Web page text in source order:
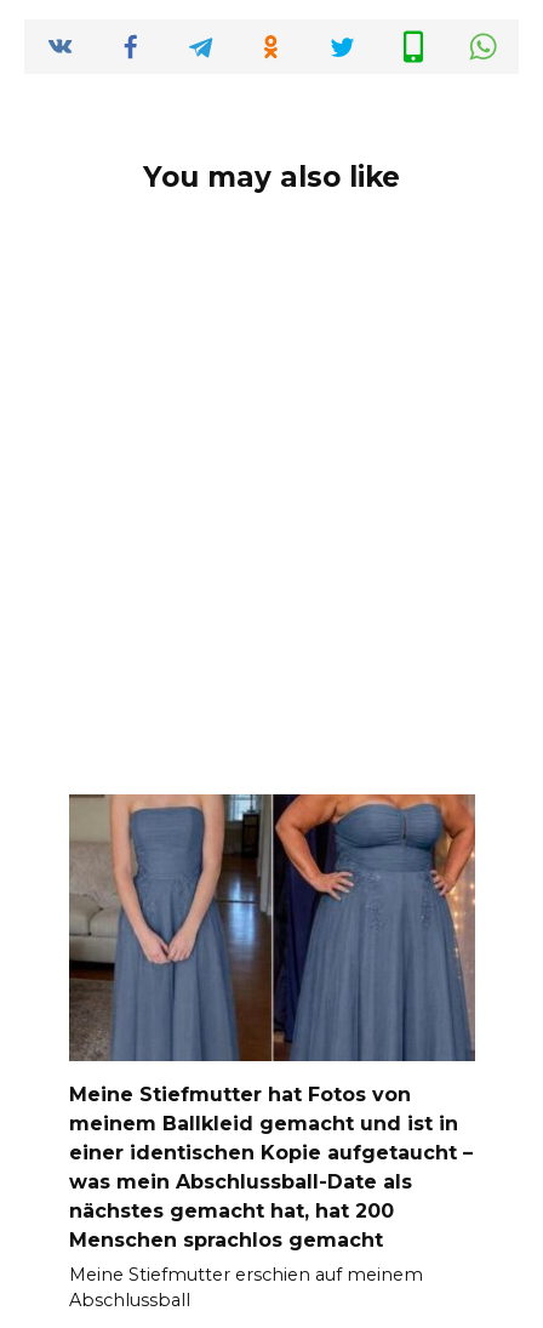
You may also like
Meine Stiefmutter hat Fotos von
meinem Ballkleid gemacht und ist in
einer identischen Kopie aufgetaucht –
was mein Abschlussball-Date als
nächstes gemacht hat, hat 200
Menschen sprachlos gemacht
Meine Stiefmutter erschien auf meinem
Abschlussball